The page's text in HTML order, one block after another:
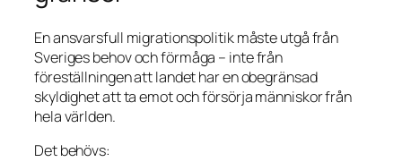
En ansvarsfull migrationspolitik måste utgå från
Sveriges behov och förmåga – inte från
föreställningen att landet har en obegränsad
skyldighet att ta emot och försörja människor från
hela världen.
Det behövs: